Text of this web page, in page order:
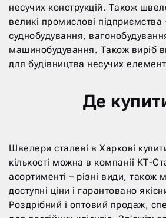
несучих конструкцій. Також
великі промислові підприємства
суднобудування,
машинобудування. Також виріб
для будівництва несучих
Де
Швелери сталеві в Харкові
кількості можна в компанії КТ-
асортименті – різні види,
доступні ціни і гарантовано
Роздрібний і оптовий продаж,